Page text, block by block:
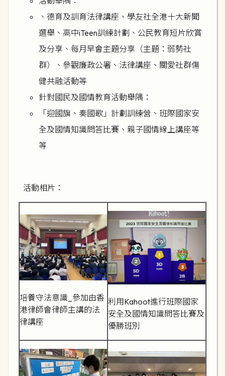
、德育及訓育法律講座、學友社全港十大新聞
選舉、高中iTeen訓練計劃、公民教育短片欣賞
及分享、每月早會主題分享（主題：弱勢社
群）、參觀廉政公署、法律講座、關愛社群傷
健共融活動等
針對國民及國情教育活動舉隅：
「迎國旗、奏國歌」計劃訓練營、班際國家安
全及國情知識問答比賽、親子國情線上講座等
等
活動相片：
培養守法意識_參加由香
港律師會律師主講的法
律講座
利用Kahoot進行班際國家
安全及國情知識問答比賽及
優勝班別